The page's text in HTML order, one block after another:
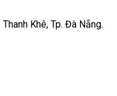
Thanh Khê, Tp. Đà Nẵng.